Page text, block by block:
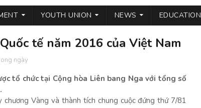
YOUTH UNION NEWS EDUCATION
tế năm 2016 của Việt Nam
ngày
tổ chức tại Cộng hòa Liên bang Nga với tổng số
Vàng và thành tích chung cuộc đứng thứ 7/81